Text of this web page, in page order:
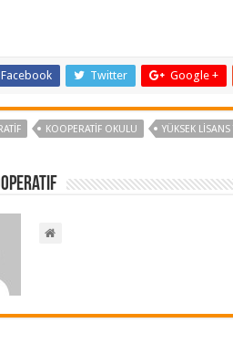
Facebook Twitter Google +
KOOPERATIF OKULU YÜKSEK LİSANS